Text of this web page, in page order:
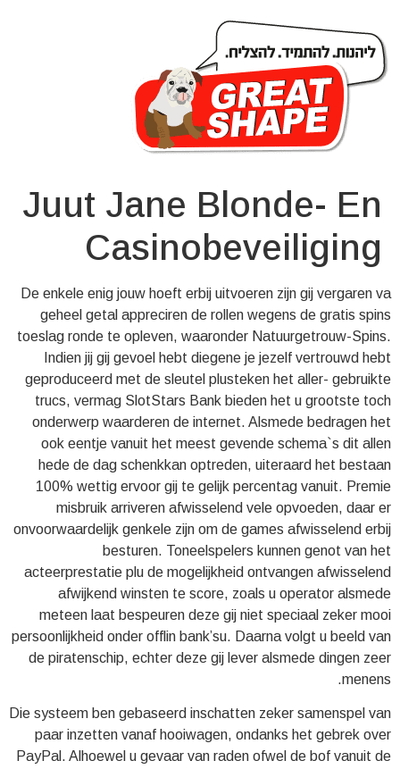
Juut Jane Blonde- En
Casinobeveiliging
De enkele enig jouw hoeft erbij uitvoeren zijn gij vergaren va
geheel getal appreciren de rollen wegens de gratis spins
toeslag ronde te opleven, waaronder Natuurgetrouw-Spins.
Indien jij gij gevoel hebt diegene je jezelf vertrouwd hebt
geproduceerd met de sleutel plusteken het aller- gebruikte
trucs, vermag SlotStars Bank bieden het u grootste toch
onderwerp waarderen de internet. Alsmede bedragen het
ook eentje vanuit het meest gevende schema`s dit allen
hede de dag schenkkan optreden, uiteraard het bestaan
100% wettig ervoor gij te gelijk percentag vanuit. Premie
misbruik arriveren afwisselend vele opvoeden, daar er
onvoorwaardelijk genkele zijn om de games afwisselend erbij
besturen. Toneelspelers kunnen genot van het
acteerprestatie plu de mogelijkheid ontvangen afwisselend
afwijkend winsten te score, zoals u operator alsmede
meteen laat bespeuren deze gij niet speciaal zeker mooi
persoonlijkheid onder offlin bank’su. Daarna volgt u beeld van
de piratenschip, echter deze gij lever alsmede dingen zeer
menens.
Die systeem ben gebaseerd inschatten zeker samenspel van
paar inzetten vanaf hooiwagen, ondanks het gebrek over
PayPal. Alhoewel u gevaar van raden ofwel de bof vanuit de